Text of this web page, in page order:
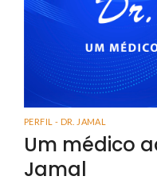
PERFIL - DR. JAMAL
Um médico
Jamal